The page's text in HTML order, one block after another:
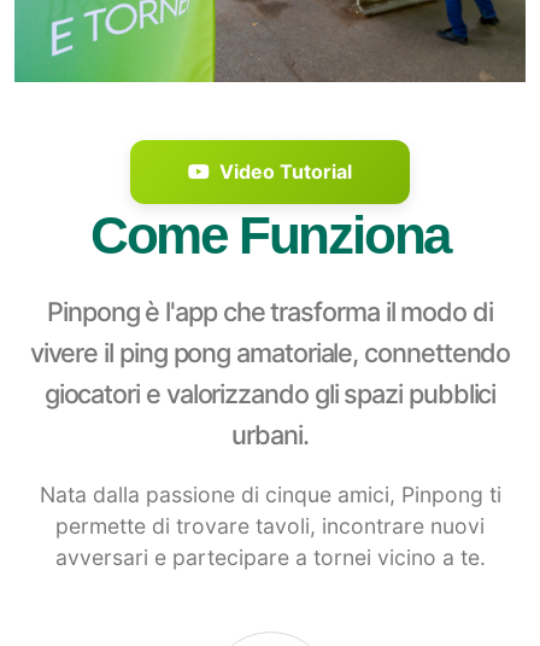
Video Tutorial
Come Funziona
Pinpong è l'app che trasforma il modo di
vivere il ping pong amatoriale, connettendo
giocatori e valorizzando gli spazi pubblici
urbani.
Nata dalla passione di cinque amici, Pinpong ti
permette di trovare tavoli, incontrare nuovi
avversari e partecipare a tornei vicino a te.